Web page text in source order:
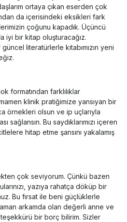
ortaya çıkan eserden çok
da içerisindeki eksikleri fark
çoğunu kapadık. Üçüncü
iyi bir kitap oluşturacağız.
literatürlerle kitabımızın yeni
formatından farklılıklar
klinik pratiğimize yansıyan bir
örnekleri olsun ve ip uçlarıyla
sağlansın. Bu saydıklarımızı içeren
hitap etme şansını yakalamış
çok seviyorum. Çünkü bazen
yazıya rahatça döküp bir
Bu fırsat ile beni güçlüklerle
arkamda olan değerli anne ve
bir borç bilirim. Sizler